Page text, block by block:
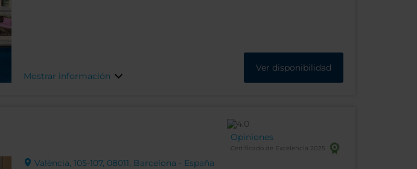
Mostrar información
Ver disponibilidad
València, 105-107, 08011, Barcelona - España
Opiniones
Certificado de Excelencia 2025